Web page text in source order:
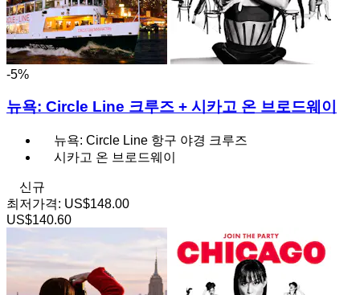
-5%
뉴욕: Circle Line 크루즈 + 시카고 온 브로드웨이
뉴욕: Circle Line 항구 야경 크루즈
시카고 온 브로드웨이
신규
최저가격: US$148.00
US$140.60